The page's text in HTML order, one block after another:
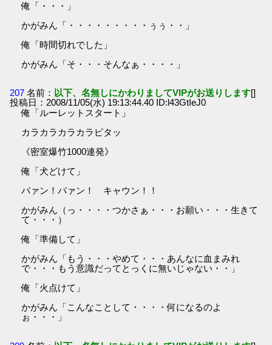
俺「・・・」
かがみん「・・・・・・・・・ぅぅ・・」
俺「時間切れでした」
かがみん「そ・・・そんなぁ・・・・」
207 名前： 以下、名無しにかわりましてVIPがお送りします[]
投稿日：2008/11/05(水) 19:13:44.40 ID:l43GtIeJ0
俺「ルーレットスタート」
カラカラカラカラピタッ
《密室爆竹1000連発》
俺「犬どけて」
パァン！パァン！ キャウン！！
かがみん（っ・・・・つかさぁ・・・お願い・・・生きて
て・・・）
俺「準備して」
かがみん「もう・・・やめて・・・あんなに血まみれ
で・・・もう意識だってとっくに無いじゃない・・」
俺「火点けて」
かがみん「こんなことして・・・・何になるのよ
ぉ・・・」